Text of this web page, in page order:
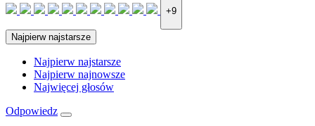
+9
Najpierw najstarsze
Najpierw najstarsze
Najpierw najnowsze
Najwięcej głosów
Odpowiedz